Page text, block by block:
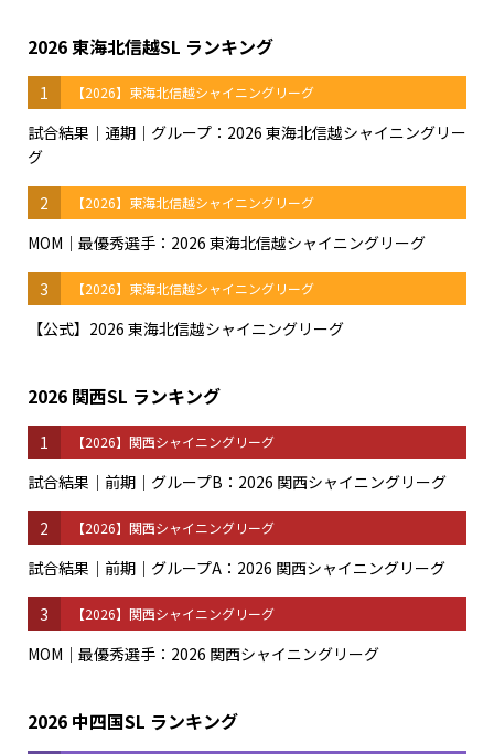
2026 東海北信越SL ランキング
1 【2026】東海北信越シャイニングリーグ
試合結果｜通期｜グループ：2026 東海北信越シャイニングリー
グ
2 【2026】東海北信越シャイニングリーグ
MOM｜最優秀選手：2026 東海北信越シャイニングリーグ
3 【2026】東海北信越シャイニングリーグ
【公式】2026 東海北信越シャイニングリーグ
2026 関西SL ランキング
1 【2026】関西シャイニングリーグ
試合結果｜前期｜グループB：2026 関西シャイニングリーグ
2 【2026】関西シャイニングリーグ
試合結果｜前期｜グループA：2026 関西シャイニングリーグ
3 【2026】関西シャイニングリーグ
MOM｜最優秀選手：2026 関西シャイニングリーグ
2026 中四国SL ランキング